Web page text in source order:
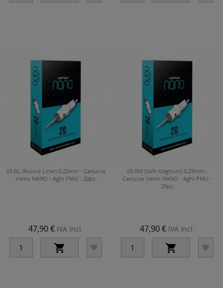
03 RL (Round Liner) 0,25mm - Cartucce
Vertix NANO - Aghi PMU - 20pz.
47,90 € IVA Incl.
 
03 RM (Soft Magnum) 0,25mm -
Cartucce Vertix NANO - Aghi PMU -
20pz.
47,90 € IVA Incl.
 